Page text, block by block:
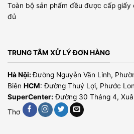
Toàn bộ sản phẩm đều được cấp
đủ
TRUNG TÂM XỬ LÝ ĐƠN HÀNG
Hà Nội:Đường Nguyễn Văn Linh,
Biên HCM: Đường Thuỷ Lợi, Phước
SuperCenter: Đường 30 Tháng 4,
Thơ